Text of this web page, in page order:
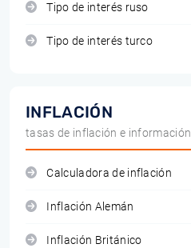
Tipo de interés ruso
Tipo de interés turco
INFLACIÓN
tasas de inflación e información
Calculadora de inflación
Inflación Alemán
Inflación Británico